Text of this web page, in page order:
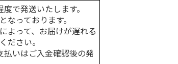
で発送いたします。
っております。
よって、お届けが遅れる
ださい。
いはご入金確認後の発